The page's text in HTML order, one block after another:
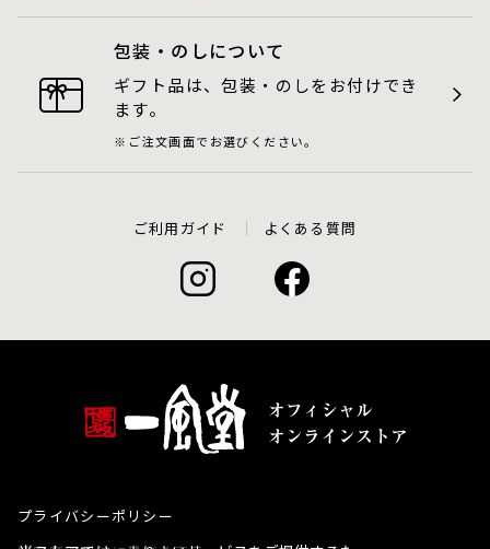
包装・のしについて
ギフト品は、包装・のしをお付けでき
ます。
ご注文画面でお選びください。
ご利用ガイド よくある質問
プライバシーポリシー